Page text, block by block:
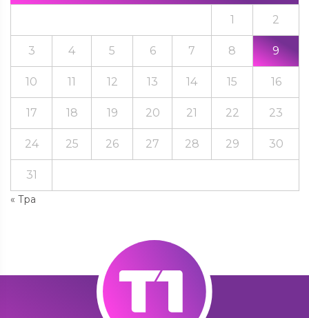
« Тра
1 2
3 4 5 6 7 8 9
10 11 12 13 14 15 16
17 18 19 20 21 22 23
24 25 26 27 28 29 30
31